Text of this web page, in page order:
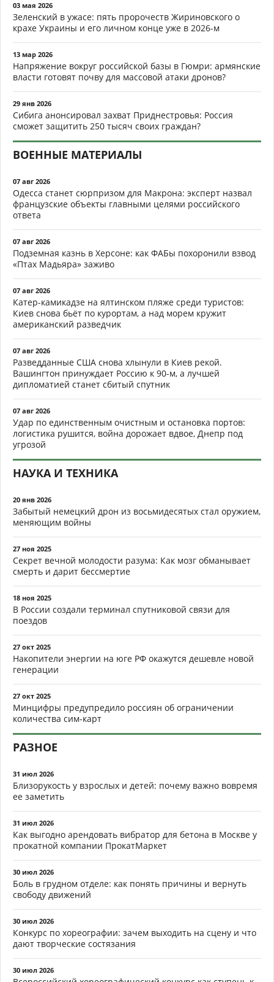
03 мая 2026
Зеленский в ужасе: пять пророчеств Жириновского о
крахе Украины и его личном конце уже в 2026-м
13 мар 2026
Напряжение вокруг российской базы в Гюмри: армянские
власти готовят почву для массовой атаки дронов?
29 янв 2026
Сибига анонсировал захват Приднестровья: Россия
сможет защитить 250 тысяч своих граждан?
ВОЕННЫЕ МАТЕРИАЛЫ
07 авг 2026
Одесса станет сюрпризом для Макрона: эксперт назвал
французские объекты главными целями российского
ответа
07 авг 2026
Подземная казнь в Херсоне: как ФАБы похоронили взвод
«Птах Мадьяра» заживо
07 авг 2026
Катер-камикадзе на ялтинском пляже среди туристов:
Киев снова бьёт по курортам, а над морем кружит
американский разведчик
07 авг 2026
Разведданные США снова хлынули в Киев рекой.
Вашингтон принуждает Россию к 90-м, а лучшей
дипломатией станет сбитый спутник
07 авг 2026
Удар по единственным очистным и остановка портов:
логистика рушится, война дорожает вдвое, Днепр под
угрозой
НАУКА И ТЕХНИКА
20 янв 2026
Забытый немецкий дрон из восьмидесятых стал оружием,
меняющим войны
27 ноя 2025
Секрет вечной молодости разума: Как мозг обманывает
смерть и дарит бессмертие
18 ноя 2025
В России создали терминал спутниковой связи для
поездов
27 окт 2025
Накопители энергии на юге РФ окажутся дешевле новой
генерации
27 окт 2025
Минцифры предупредило россиян об ограничении
количества сим-карт
РАЗНОЕ
31 июл 2026
Близорукость у взрослых и детей: почему важно вовремя
ее заметить
31 июл 2026
Как выгодно арендовать вибратор для бетона в Москве у
прокатной компании ПрокатМаркет
30 июл 2026
Боль в грудном отделе: как понять причины и вернуть
свободу движений
30 июл 2026
Конкурс по хореографии: зачем выходить на сцену и что
дают творческие состязания
30 июл 2026